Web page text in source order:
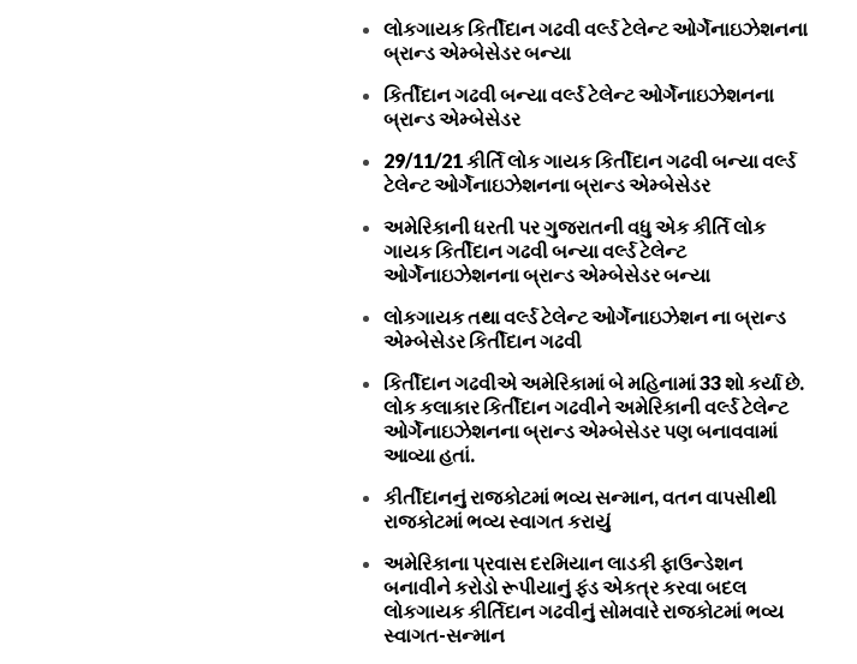
લોકગાયક કિર્તીદાન ગઢવી વર્લ્ડ ટેલેન્ટ ઓર્ગેનાઇઝેશનના
બ્રાન્ડ એમ્બેસેડર બન્યા
કિર્તીદાન ગઢવી બન્યા વર્લ્ડ ટેલેન્ટ ઓર્ગેનાઇઝેશનના
બ્રાન્ડ એમ્બેસેડર
29/11/21 કીર્તિ લોક ગાયક કિર્તીદાન ગઢવી બન્યા વર્લ્ડ
ટેલેન્ટ ઓર્ગેનાઇઝેશનના બ્રાન્ડ એમ્બેસેડર
અમેરિકાની ધરતી પર ગુજરાતની વધુ એક કીર્તિ લોક
ગાયક કિર્તીદાન ગઢવી બન્યા વર્લ્ડ ટેલેન્ટ
ઓર્ગેનાઇઝેશનના બ્રાન્ડ એમ્બેસેડર બન્યા
લોકગાયક તથા વર્લ્ડ ટેલેન્ટ ઓર્ગેનાઇઝેશન ના બ્રાન્ડ
એમ્બેસેડર કિર્તીદાન ગઢવી
કિર્તીદાન ગઢવીએ અમેરિકામાં બે મહિનામાં 33 શો કર્યા છે.
લોક કલાકાર કિર્તીદાન ગઢવીને અમેરિકાની વર્લ્ડ ટેલેન્ટ
ઓર્ગેનાઇઝેશનના બ્રાન્ડ એમ્બેસેડર પણ બનાવવામાં
આવ્યા હતાં.
કીર્તીદાનનું રાજકોટમાં ભવ્ય સન્માન, વતન વાપસીથી
રાજકોટમાં ભવ્ય સ્વાગત કરાયું
અમેરિકાના પ્રવાસ દરમિયાન લાડકી ફાઉન્ડેશન
બનાવીને કરોડો રૂપીયાનું ફંડ એકત્ર કરવા બદલ
લોકગાયક કીર્તિદાન ગઢવીનું સોમવારે રાજકોટમાં ભવ્ય
સ્વાગત-સન્માન